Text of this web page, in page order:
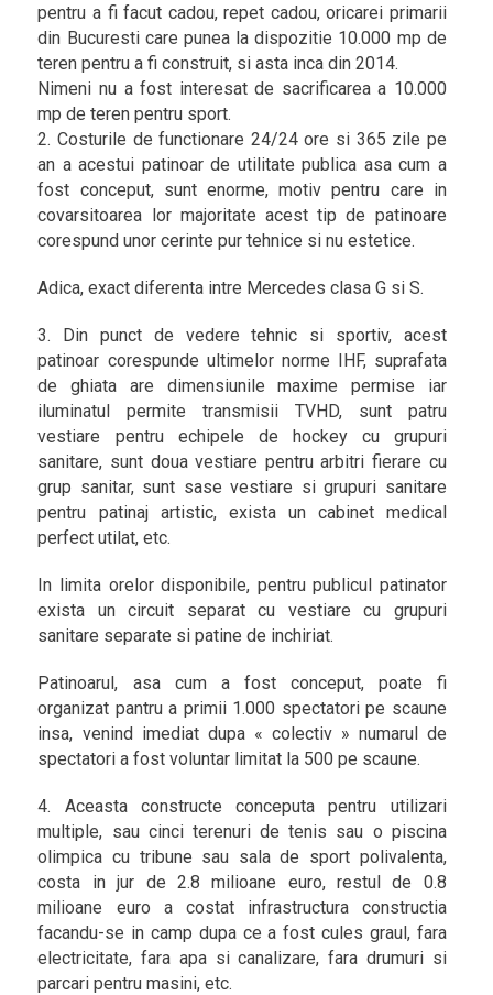
pentru a fi facut cadou, repet cadou, oricarei primarii
din Bucuresti care punea la dispozitie 10.000 mp de
teren pentru a fi construit, si asta inca din 2014.
Nimeni nu a fost interesat de sacrificarea a 10.000
mp de teren pentru sport.
2. Costurile de functionare 24/24 ore si 365 zile pe
an a acestui patinoar de utilitate publica asa cum a
fost conceput, sunt enorme, motiv pentru care in
covarsitoarea lor majoritate acest tip de patinoare
corespund unor cerinte pur tehnice si nu estetice.
Adica, exact diferenta intre Mercedes clasa G si S.
3. Din punct de vedere tehnic si sportiv, acest
patinoar corespunde ultimelor norme IHF, suprafata
de ghiata are dimensiunile maxime permise iar
iluminatul permite transmisii TVHD, sunt patru
vestiare pentru echipele de hockey cu grupuri
sanitare, sunt doua vestiare pentru arbitri fierare cu
grup sanitar, sunt sase vestiare si grupuri sanitare
pentru patinaj artistic, exista un cabinet medical
perfect utilat, etc.
In limita orelor disponibile, pentru publicul patinator
exista un circuit separat cu vestiare cu grupuri
sanitare separate si patine de inchiriat.
Patinoarul, asa cum a fost conceput, poate fi
organizat pantru a primii 1.000 spectatori pe scaune
insa, venind imediat dupa « colectiv » numarul de
spectatori a fost voluntar limitat la 500 pe scaune.
4. Aceasta constructe conceputa pentru utilizari
multiple, sau cinci terenuri de tenis sau o piscina
olimpica cu tribune sau sala de sport polivalenta,
costa in jur de 2.8 milioane euro, restul de 0.8
milioane euro a costat infrastructura constructia
facandu-se in camp dupa ce a fost cules graul, fara
electricitate, fara apa si canalizare, fara drumuri si
parcari pentru masini, etc.